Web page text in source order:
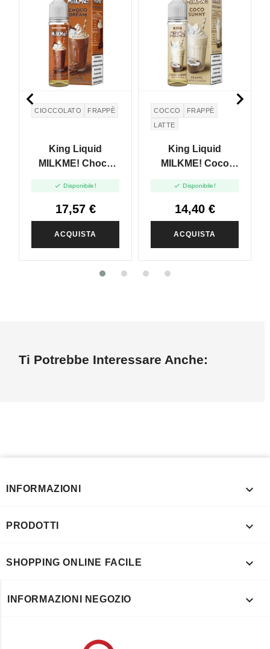
CIOCCOLATO FRAPPÈ
King Liquid
MILKME! Choco
Vape - 20ml
 Disponibile!
17,57 €
ACQUISTA
COCCO
FRAPPÈ
LATTE
King Liquid
MILKME! Coco
Vape - 20ml
 Disponibile!
14,40 €
ACQUISTA
 
Ti Potrebbe Interessare Anche:
INFORMAZIONI 
PRODOTTI 
SHOPPING ONLINE FACILE 
INFORMAZIONI NEGOZIO 